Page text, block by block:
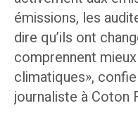
émissions, les
dire qu’ils ont
comprennent
climatiques»,
journaliste à Coton